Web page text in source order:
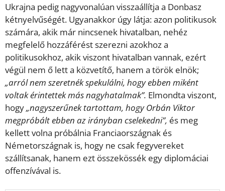
Ukrajna pedig nagyvonalúan visszaállítja a Donbasz
kétnyelvűségét. Ugyanakkor úgy látja: azon politikusok
számára, akik már nincsenek hivatalban, nehéz
megfelelő hozzáférést szerezni azokhoz a
politikusokhoz, akik viszont hivatalban vannak, ezért
végül nem ő lett a közvetítő, hanem a török elnök;
„arról nem szeretnék spekulálni, hogy ebben miként
voltak érintettek más nagyhatalmak”. Elmondta viszont,
hogy„nagyszerűnek tartottam, hogy Orbán Viktor
megpróbált ebben az irányban cselekedni”, és meg
kellett volna próbálnia Franciaországnak és
Németországnak is, hogy ne csak fegyvereket
szállítsanak, hanem ezt összekössék egy diplomáciai
offenzívával is.